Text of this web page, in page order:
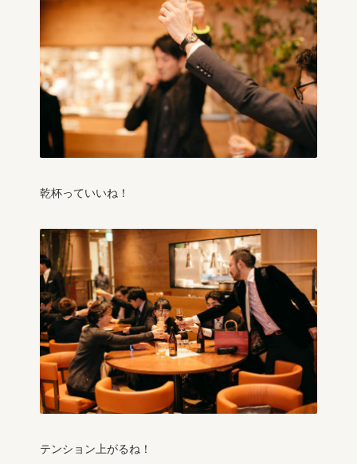
乾杯っていいね！
テンション上がるね！